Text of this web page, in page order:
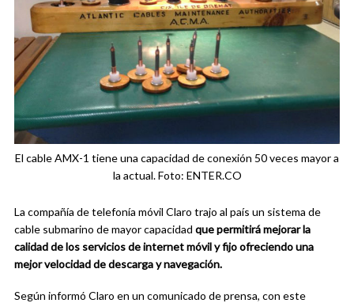
El cable AMX-1 tiene una capacidad de conexión 50 veces mayor a
la actual. Foto: ENTER.CO
La compañía de telefonía móvil Claro trajo al país un sistema de
cable submarino de mayor capacidad que permitirá mejorar la
calidad de los servicios de internet móvil y fijo ofreciendo una
mejor velocidad de descarga y navegación.
Según informó Claro en un comunicado de prensa, con este